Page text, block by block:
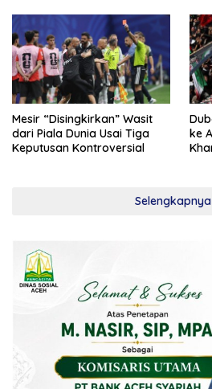
Mesir “Disingkirkan” Wasit
dari Piala Dunia Usai Tiga
Keputusan Kontroversial
ke
Selengkapnya